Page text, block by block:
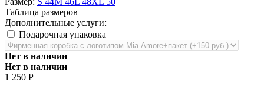
Таблица размеров
Дополнительные услуги:
Подарочная упаковка
Нет в наличии
Нет в наличии
1 250 Р